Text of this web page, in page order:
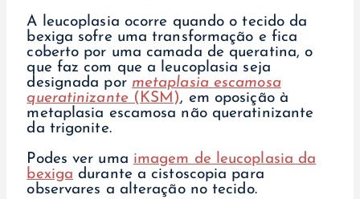
A leucoplasia ocorre quando o tecido da
bexiga sofre uma transformação e fica
coberto por uma camada de queratina, o
que faz com que a leucoplasia seja
designada por metaplasia escamosa
queratinizante(KSM), em oposição à
metaplasia escamosa não queratinizante
da trigonite.
Podes ver uma imagem de leucoplasia da
bexiga durante a cistoscopia para
observares a alteração no tecido.